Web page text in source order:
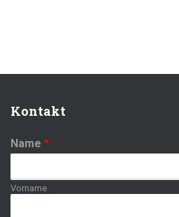
Kontakt
Name *
Vorname